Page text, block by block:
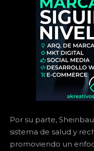
Por su parte,
sistema de salud y
promoviendo un